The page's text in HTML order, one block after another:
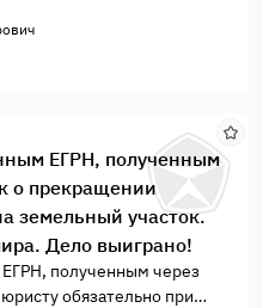
сил и времени. Но есть
- обратиться к
ЕГРН, полученным
о прекращении
земельный участок.
Дело выиграно!
полученным через
обязательно при